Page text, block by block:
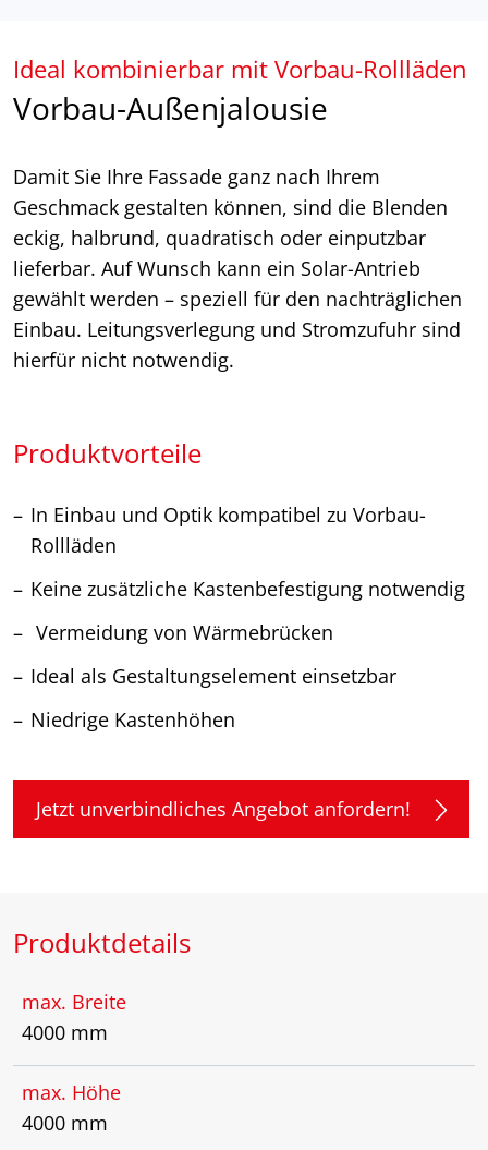
Ideal kombinierbar mit Vorbau-Rollläden
Vorbau-Außenjalousie
Damit Sie Ihre Fassade ganz nach Ihrem
Geschmack gestalten können, sind die Blenden
eckig, halbrund, quadratisch oder einputzbar
lieferbar. Auf Wunsch kann ein Solar-Antrieb
gewählt werden – speziell für den nachträglichen
Einbau. Leitungsverlegung und Stromzufuhr sind
hierfür nicht notwendig.
Produktvorteile
In Einbau und Optik kompatibel zu Vorbau-
Rollläden
Keine zusätzliche Kastenbefestigung notwendig
Vermeidung von Wärmebrücken
Ideal als Gestaltungselement einsetzbar
Niedrige Kastenhöhen
Jetzt unverbindliches Angebot anfordern!
Produktdetails
max. Breite
4000 mm
max. Höhe
4000 mm